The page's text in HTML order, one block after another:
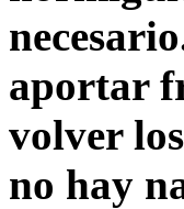
aportar
volver
no hay